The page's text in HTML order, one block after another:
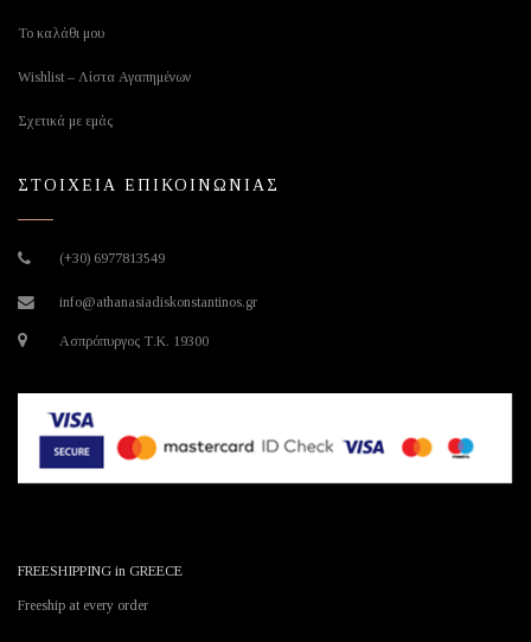
Το καλάθι μου
Wishlist – Λίστα Αγαπημένων
Σχετικά με εμάς
ΣΤΟΙΧΕΙΑ ΕΠΙΚΟΙΝΩΝΙΑΣ
(+30) 6977813549
info@athanasiadiskonstantinos.gr
Ασπρόπυργος Τ.Κ. 19300
FREESHIPPING in GREECE
Freeship at every order